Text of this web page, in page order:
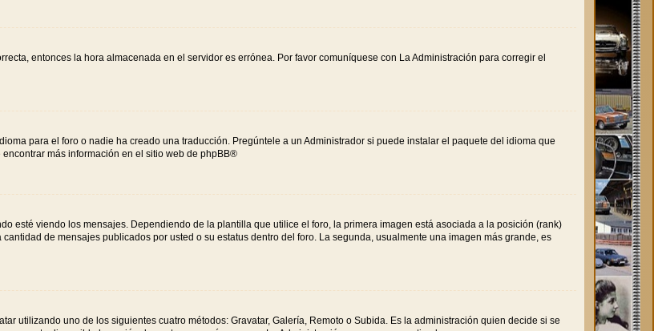
entonces la hora almacenada en el servidor es errónea. Por favor comuníquese con La Administración para corregir el
para el foro o nadie ha creado una traducción. Pregúntele a un Administrador si puede instalar el paquete del idioma que
más información en el sitio web de phpBB®
esté viendo los mensajes. Dependiendo de la plantilla que utilice el foro, la primera imagen está asociada a la posición (rank)
de mensajes publicados por usted o su estatus dentro del foro. La segunda, usualmente una imagen más grande, es
utilizando uno de los siguientes cuatro métodos: Gravatar, Galería, Remoto o Subida. Es la administración quien decide si se